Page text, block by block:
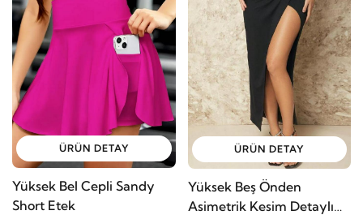
ÜRÜN DETAY
Yüksek Bel Cepli Sandy
Short Etek
ÜRÜN DETAY
Yüksek Beş Önden
Asimetrik Kesim Detaylı